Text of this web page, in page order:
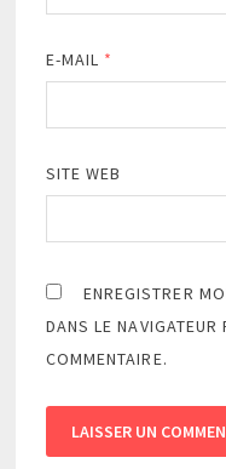
E-MAIL *
SITE WEB
ENREGISTRER
DANS LE
COMMENTAIRE.